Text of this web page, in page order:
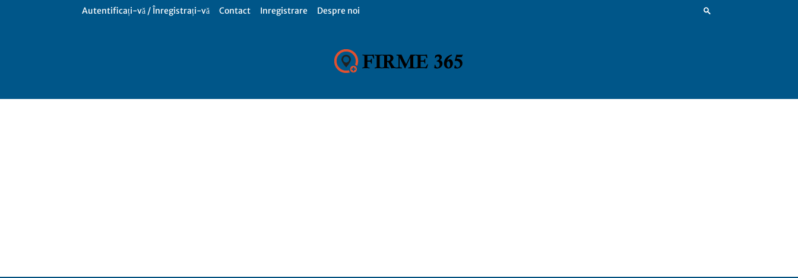
Autentificați-vă / Înregistrați-vă Contact Inregistrare Despre noi